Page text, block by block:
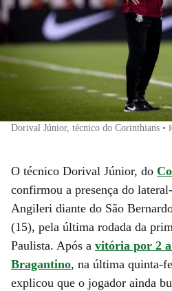
Dorival Júnior, técnico do Corinthians •
O técnico Dorival Júnior, do
confirmou a presença do
Angileri diante do São
(15), pela última rodada da
Paulista. Após a vitória por 2
Bragantino, na última quinta-
explicou que o jogador ainda